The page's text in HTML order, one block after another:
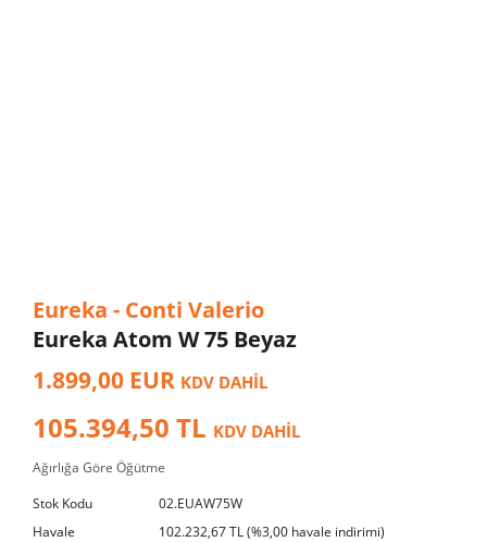
Eureka - Conti Valerio
Eureka Atom W 75 Beyaz
1.899,00 EUR KDV DAHİL
105.394,50 TL KDV DAHİL
Ağırlığa Göre Öğütme
Stok Kodu
02.EUAW75W
Havale
102.232,67 TL (%3,00 havale indirimi)